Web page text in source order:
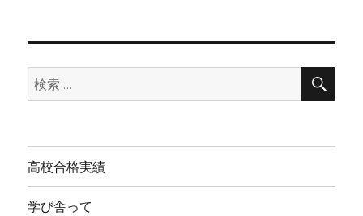
ブ
検
索:
検
高校合格実績
学び舎って